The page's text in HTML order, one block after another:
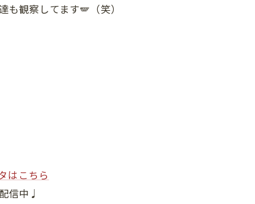
観察してます🪽（笑）
はこちら
信中♩